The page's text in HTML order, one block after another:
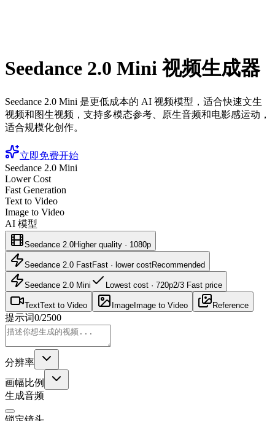
Seedance 2.0 Mini 视频生成器
Seedance 2.0 Mini 是更低成本的 AI 视频模型，适合快速文生
视频和图生视频，支持多模态参考、原生音频和电影感运动，
适合规模化创作。
立即免费开始
Seedance 2.0 Mini
Lower Cost
Fast Generation
Text to Video
Image to Video
AI 模型
Seedance 2.0Higher quality · 1080p
Seedance 2.0 FastFast · lower costRecommended
Seedance 2.0 Mini Lowest cost · 720p2/3 Fast price
TextText to Video Image Image to Video Reference
提示词0/2500
分辨率
画幅比例
生成音频